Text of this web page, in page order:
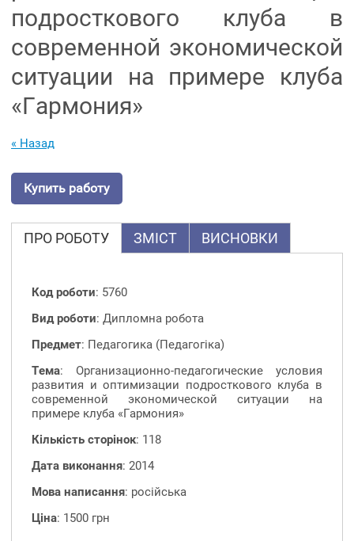
подросткового клуба в
современной экономической
ситуации на примере клуба
«Гармония»
« Назад
Купить работу
ПРО РОБОТУ ЗМІСТ ВИСНОВКИ
Код роботи: 5760
Вид роботи: Дипломна робота
Предмет: Педагогика (Педагогіка)
Тема: Организационно-педагогические условия
развития и оптимизации подросткового клуба в
современной экономической ситуации на
примере клуба «Гармония»
Кількість сторінок: 118
Дата виконання: 2014
Мова написання: російська
Ціна: 1500 грн